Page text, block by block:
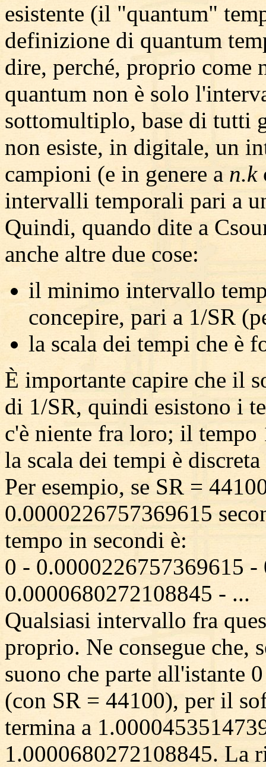
esistente (il "quantum"
definizione di quantum
dire, perché, proprio come
quantum non è solo
sottomultiplo, base di tutti
non esiste, in digitale, un
campioni (e in genere a n.k
intervalli temporali pari a
Quindi, quando dite a
anche altre due cose:
il minimo intervallo
concepire, pari a 1/SR
la scala dei tempi che è
È importante capire che il
di 1/SR, quindi esistono i
c'è niente fra loro; il tempo
la scala dei tempi è
Per esempio, se SR =
0.0000226757369615
tempo in secondi è:
0 - 0.0000226757369615
0.0000680272108845 - ...
Qualsiasi intervallo fra
proprio. Ne consegue che,
suono che parte all'istante
(con SR = 44100), per il
termina a
1.0000680272108845. La